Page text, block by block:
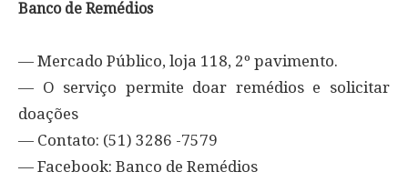
Banco de Remédios
— Mercado Público, loja 118, 2º pavimento.
— O serviço permite doar remédios e solicitar
doações
— Contato: (51) 3286 -7579
— Facebook: Banco de Remédios